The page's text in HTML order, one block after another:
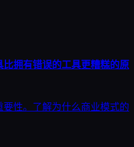
拥有错误的工具更糟糕的原
性。了解为什么商业模式的